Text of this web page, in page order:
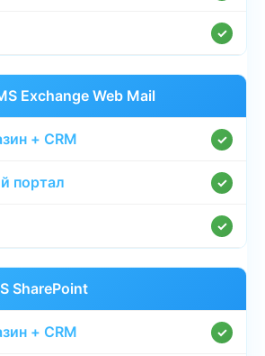
✓
Exchange Web Mail
✓
✓
✓
SharePoint
✓